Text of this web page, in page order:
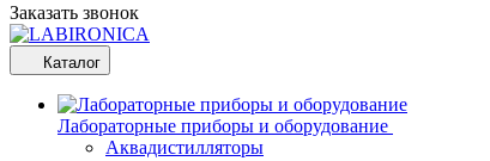
Заказать звонок
Каталог
Лабораторные приборы и оборудование
Аквадистилляторы